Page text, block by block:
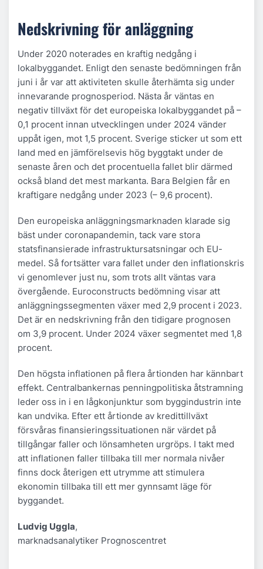
Nedskrivning för anläggning
Under 2020 noterades en kraftig nedgång i
lokalbyggandet. Enligt den senaste bedömningen från
juni i år var att aktiviteten skulle återhämta sig under
innevarande prognosperiod. Nästa år väntas en
negativ tillväxt för det europeiska lokalbyggandet på –
0,1 procent innan utvecklingen under 2024 vänder
uppåt igen, mot 1,5 procent. Sverige sticker ut som ett
land med en jämförelsevis hög byggtakt under de
senaste åren och det procentuella fallet blir därmed
också bland det mest markanta. Bara Belgien får en
kraftigare nedgång under 2023 (– 9,6 procent).
Den europeiska anläggningsmarknaden klarade sig
bäst under coronapandemin, tack vare stora
statsfinansierade infrastruktursatsningar och EU-
medel. Så fortsätter vara fallet under den inflationskris
vi genomlever just nu, som trots allt väntas vara
övergående. Euroconstructs bedömning visar att
anläggningssegmenten växer med 2,9 procent i 2023.
Det är en nedskrivning från den tidigare prognosen
om 3,9 procent. Under 2024 växer segmentet med 1,8
procent.
Den högsta inflationen på flera årtionden har kännbart
effekt. Centralbankernas penningpolitiska åtstramning
leder oss in i en lågkonjunktur som byggindustrin inte
kan undvika. Efter ett årtionde av kredittillväxt
försvåras finansieringssituationen när värdet på
tillgångar faller och lönsamheten urgröps. I takt med
att inflationen faller tillbaka till mer normala nivåer
finns dock återigen ett utrymme att stimulera
ekonomin tillbaka till ett mer gynnsamt läge för
byggandet.
Ludvig Uggla,
marknadsanalytiker Prognoscentret